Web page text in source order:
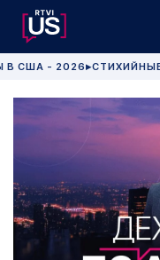
В США - 2026 ▶